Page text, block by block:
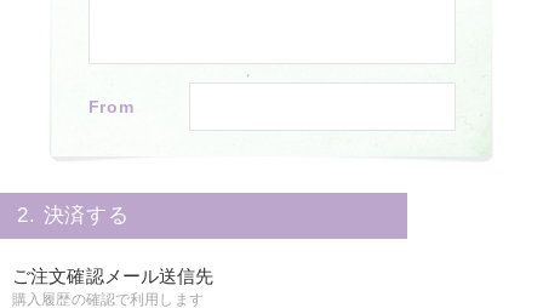
From
2. 決済する
ご注文確認メール送信先
購入履歴の確認で利用します